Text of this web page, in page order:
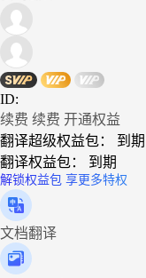
ID:
续费 续费 开通权益
翻译超级权益包：
到期
翻译权益包：
到期
解锁权益包 享更多特权
文档翻译